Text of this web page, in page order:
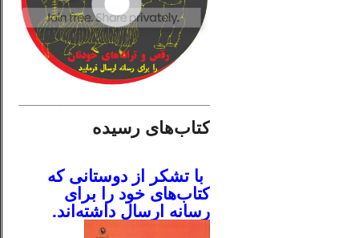
کتاب‌های رسیده
با تشکر از دوستانی که
کتاب‌های خود را برای
رسانه ارسال داشته‌اند.